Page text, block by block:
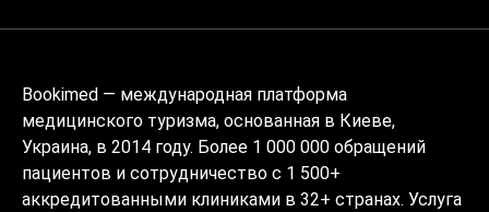
Bookimed — международная платформа
медицинского туризма, основанная в Киеве,
Украина, в 2014 году. Более 1 000 000 обращений
пациентов и сотрудничество с 1 500+
аккредитованными клиниками в 32+ странах. Услуга